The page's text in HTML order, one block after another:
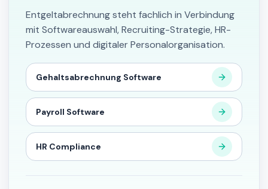
Entgeltabrechnung steht fachlich in Verbindung
mit Softwareauswahl, Recruiting-Strategie, HR-
Prozessen und digitaler Personalorganisation.
Gehaltsabrechnung Software
Payroll Software
HR Compliance